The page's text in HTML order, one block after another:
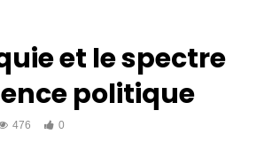
et le spectre
politique
476 0